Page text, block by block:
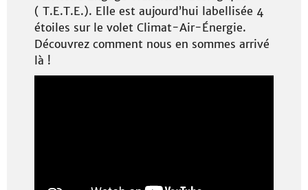
( T.E.T.E.). Elle est aujourd’hui labellisée 4
étoiles sur le volet Climat-Air-Énergie.
Découvrez comment nous en sommes arrivé
là !